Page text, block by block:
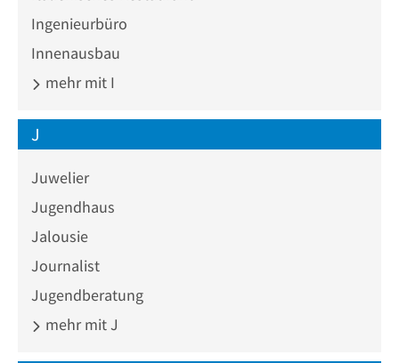
Ingenieurbüro
Innenausbau
mehr mit I
J
Juwelier
Jugendhaus
Jalousie
Journalist
Jugendberatung
mehr mit J